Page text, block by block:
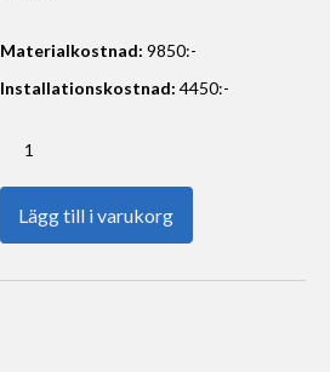
Materialkostnad: 9850:-
Installationskostnad: 4450:-
1
Lägg till i varukorg